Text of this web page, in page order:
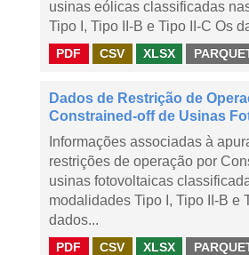
usinas eólicas classificadas
Tipo I, Tipo II-B e Tipo II-C Os
PDF CSV XLSX
Dados de Restrição de
Constrained-off de Usinas
Informações associadas à
restrições de operação por
usinas fotovoltaicas
modalidades Tipo I, Tipo II-B e
dados...
PDF CSV XLSX